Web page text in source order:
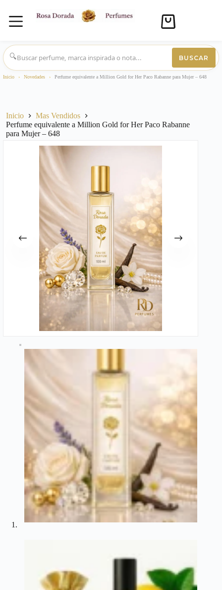
Saltar
al
contenido
Carro
compra
🔍
BUSCAR
Inicio › Novedades › Perfume equivalente a Million Gold for Her Paco Rabanne para Mujer – 648
Inicio
Mas Vendidos
Perfume equivalente a Million Gold for Her Paco Rabanne
para Mujer – 648